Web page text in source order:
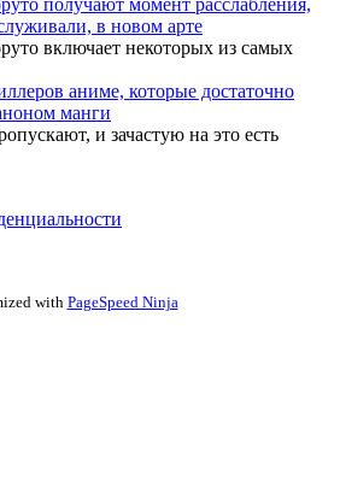
в новом арте
включает некоторых из самых
аниме, которые достаточно
манги
и зачастую на это есть
with PageSpeed Ninja